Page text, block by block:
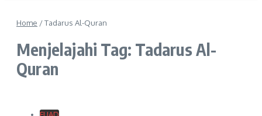
Home /Tadarus Al-Quran
Menjelajahi Tag: Tadarus Al-
Quran
FUAD